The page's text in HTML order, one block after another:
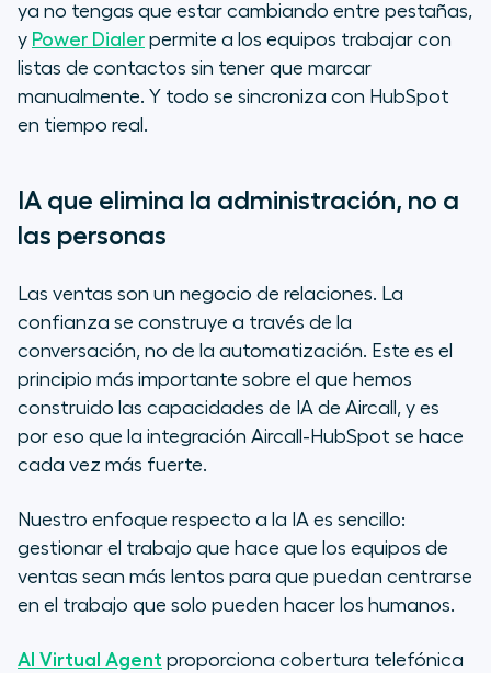
ya no tengas que estar cambiando entre pestañas,
y Power Dialer permite a los equipos trabajar con
listas de contactos sin tener que marcar
manualmente. Y todo se sincroniza con HubSpot
en tiempo real.
IA que elimina la administración, no a
las personas
Las ventas son un negocio de relaciones. La
confianza se construye a través de la
conversación, no de la automatización. Este es el
principio más importante sobre el que hemos
construido las capacidades de IA de Aircall, y es
por eso que la integración Aircall-HubSpot se hace
cada vez más fuerte.
Nuestro enfoque respecto a la IA es sencillo:
gestionar el trabajo que hace que los equipos de
ventas sean más lentos para que puedan centrarse
en el trabajo que solo pueden hacer los humanos.
AI Virtual Agent proporciona cobertura telefónica